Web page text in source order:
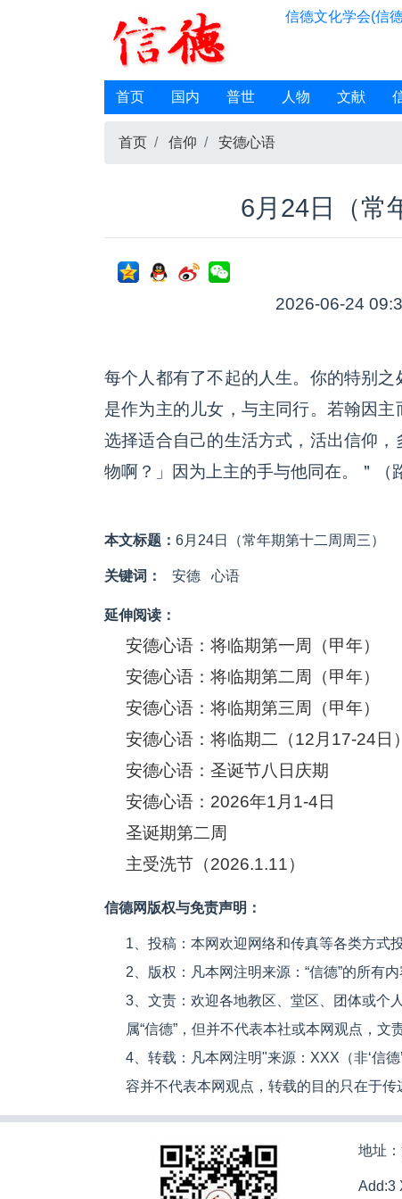
信德文化学会(信
首页 国内 普世 人物 文献
首页 信仰 安德心语
6月24日（常
2026-06-24
每个人都有了不起的人生。你的特别
是作为主的儿女，与主同行。若翰因
选择适合自己的生活方式，活出信仰
物啊？」因为上主的手与他同在。＂（
本文标题： 6月24日（常年期第十二周周三）
关键词： 安德 心语
延伸阅读：
安德心语：将临期第一周（甲年）
安德心语：将临期第二周（甲年）
安德心语：将临期第三周（甲年）
安德心语：将临期二（12月17-24日）
安德心语：圣诞节八日庆期
安德心语：2026年1月1-4日
圣诞期第二周
主受洗节（2026.1.11）
信德网版权与免责声明：
1、投稿：本网欢迎网络和传真等各类方式
2、版权：凡本网注明来源：“信德”的所有
3、文责：欢迎各地教区、堂区、团体或个
属“信德”，但并不代表本社或本网观点，文
4、转载：凡本网注明"来源：XXX（非‘信
容并不代表本网观点，转载的目的只在于传
地址
Add:3